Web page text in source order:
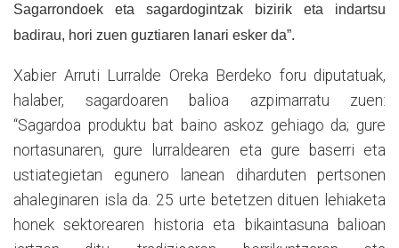
Sagarrondoek eta sagardogintzak bizirik eta indartsu
badirau, hori zuen guztiaren lanari esker da”.
Xabier Arruti Lurralde Oreka Berdeko foru diputatuak,
halaber, sagardoaren balioa azpimarratu zuen:
“Sagardoa produktu bat baino askoz gehiago da; gure
nortasunaren, gure lurraldearen eta gure baserri eta
ustiategietan egunero lanean diharduten pertsonen
ahaleginaren isla da. 25 urte betetzen dituen lehiaketa
honek sektorearen historia eta bikaintasuna balioan